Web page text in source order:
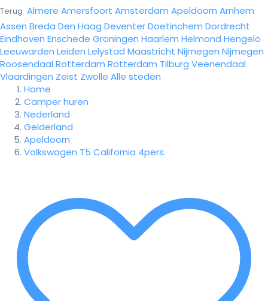
Terug Almere Amersfoort Amsterdam Apeldoorn Arnhem
Assen Breda Den Haag DeventerDoetinchem Dordrecht
Eindhoven Enschede Groningen Haarlem Helmond Hengelo
Leeuwarden Leiden Lelystad Maastricht Nijmegen Nijmegen
Roosendaal Rotterdam Rotterdam Tilburg Veenendaal
Vlaardingen Zeist Zwolle Alle steden
Home
Camper huren
Nederland
Gelderland
Apeldoorn
Volkswagen T5 California 4pers.